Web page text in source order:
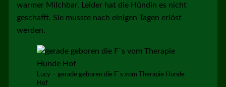
warmer Milchbar. Leider hat die Hündin es nicht
geschafft. Sie musste nach einigen Tagen erlöst
werden.
Lucy – gerade geboren die F`s vom Therapie Hunde
Hof